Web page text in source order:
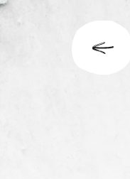
schijnwerpers, maar
beveiligen en sh...